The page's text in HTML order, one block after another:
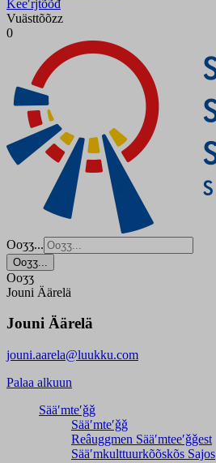
Ǩeeʹrjtõõđ
Vuästtõõzz
0
Ooʒʒ...
Ooʒʒ...
Ooʒʒ
Jouni Äärelä
Jouni Äärelä
jouni.aarela@luukku.com
Palaa alkuun
Sääʹmteʹǧǧ
Sääʹmteʹǧǧ
Reâuggmen Sääʹmteeʹǧǧest
Sääʹmkulttuurkõõskõs Sajos